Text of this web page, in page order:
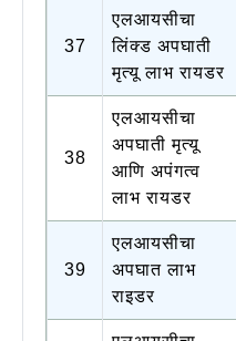
37
एलआयसीचा
लिंक्ड अपघाती
मृत्यू लाभ रायडर
38
एलआयसीचा
अपघाती मृत्यू
आणि अपंगत्व
लाभ रायडर
39
एलआयसीचा
अपघात लाभ
राइडर